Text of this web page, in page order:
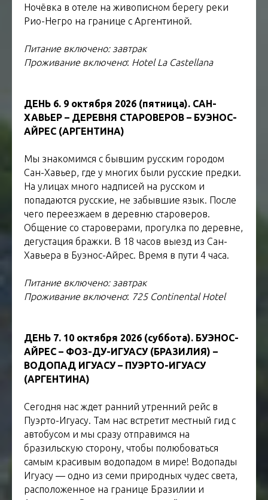
Ночёвка в отеле на живописном берегу реки
Рио-Негро на границе с Аргентиной.
Питание включено: завтрак
Проживание включено: Hotel La Castellana
ДЕНЬ 6. 9 октября 2026 (пятница). САН-
ХАВЬЕР – ДЕРЕВНЯ СТАРОВЕРОВ – БУЭНОС-
АЙРЕС (АРГЕНТИНА)
Мы знакомимся с бывшим русским городом
Сан-Хавьер, где у многих были русские предки.
На улицах много надписей на русском и
попадаются русские, не забывшие язык. После
чего переезжаем в деревню староверов.
Общение со староверами, прогулка по деревне,
дегустация бражки. В 18 часов выезд из Сан-
Хавьера в Буэнос-Айрес. Время в пути 4 часа.
Питание включено: завтрак
Проживание включено: 725 Continental Hotel
ДЕНЬ 7. 10 октября 2026 (суббота). БУЭНОС-
АЙРЕС – ФОЗ-ДУ-ИГУАСУ (БРАЗИЛИЯ) –
ВОДОПАД ИГУАСУ – ПУЭРТО-ИГУАСУ
(АРГЕНТИНА)
Сегодня нас ждет ранний утренний рейс в
Пуэрто-Игуасу. Там нас встретит местный гид с
автобусом и мы сразу отправимся на
бразильскую сторону, чтобы полюбоваться
самым красивым водопадом в мире! Водопады
Игуасу — одно из семи природных чудес света,
расположенное на границе Бразилии и